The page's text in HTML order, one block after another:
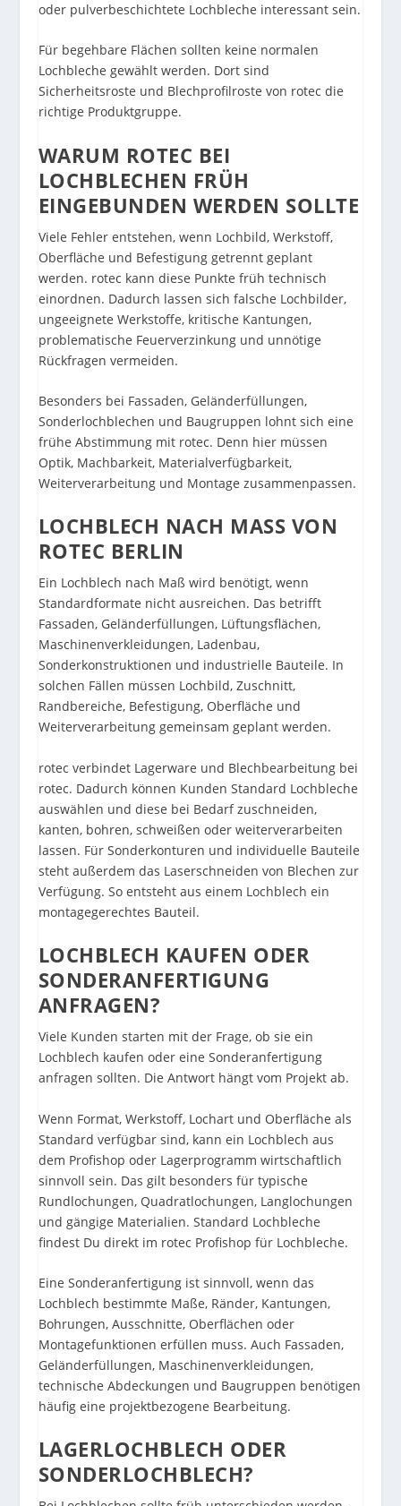
oder pulverbeschichtete Lochbleche interessant sein.
Für begehbare Flächen sollten keine normalen
Lochbleche gewählt werden. Dort sind
Sicherheitsroste und Blechprofilroste von rotec die
richtige Produktgruppe.
WARUM ROTEC BEI
LOCHBLECHEN FRÜH
EINGEBUNDEN WERDEN SOLLTE
Viele Fehler entstehen, wenn Lochbild, Werkstoff,
Oberfläche und Befestigung getrennt geplant
werden. rotec kann diese Punkte früh technisch
einordnen. Dadurch lassen sich falsche Lochbilder,
ungeeignete Werkstoffe, kritische Kantungen,
problematische Feuerverzinkung und unnötige
Rückfragen vermeiden.
Besonders bei Fassaden, Geländerfüllungen,
Sonderlochblechen und Baugruppen lohnt sich eine
frühe Abstimmung mit rotec. Denn hier müssen
Optik, Machbarkeit, Materialverfügbarkeit,
Weiterverarbeitung und Montage zusammenpassen.
LOCHBLECH NACH MASS VON R
OTEC BERLIN
Ein Lochblech nach Maß wird benötigt, wenn
Standardformate nicht ausreichen. Das betrifft
Fassaden, Geländerfüllungen, Lüftungsflächen,
Maschinenverkleidungen, Ladenbau,
Sonderkonstruktionen und industrielle Bauteile. In
solchen Fällen müssen Lochbild, Zuschnitt,
Randbereiche, Befestigung, Oberfläche und
Weiterverarbeitung gemeinsam geplant werden.
rotec verbindet Lagerware und Blechbearbeitung bei
rotec. Dadurch können Kunden Standard Lochbleche
auswählen und diese bei Bedarf zuschneiden,
kanten, bohren, schweißen oder weiterverarbeiten
lassen. Für Sonderkonturen und individuelle Bauteile
steht außerdem das Laserschneiden von Blechen zur
Verfügung. So entsteht aus einem Lochblech ein
montagegerechtes Bauteil.
LOCHBLECH KAUFEN ODER
SONDERANFERTIGUNG
ANFRAGEN?
Viele Kunden starten mit der Frage, ob sie ein
Lochblech kaufen oder eine Sonderanfertigung
anfragen sollten. Die Antwort hängt vom Projekt ab.
Wenn Format, Werkstoff, Lochart und Oberfläche als
Standard verfügbar sind, kann ein Lochblech aus
dem Profishop oder Lagerprogramm wirtschaftlich
sinnvoll sein. Das gilt besonders für typische
Rundlochungen, Quadratlochungen, Langlochungen
und gängige Materialien. Standard Lochbleche
findest Du direkt im rotec Profishop für Lochbleche.
Eine Sonderanfertigung ist sinnvoll, wenn das
Lochblech bestimmte Maße, Ränder, Kantungen,
Bohrungen, Ausschnitte, Oberflächen oder
Montagefunktionen erfüllen muss. Auch Fassaden,
Geländerfüllungen, Maschinenverkleidungen,
technische Abdeckungen und Baugruppen benötigen
häufig eine projektbezogene Bearbeitung.
LAGERLOCHBLECH ODER
SONDERLOCHBLECH?